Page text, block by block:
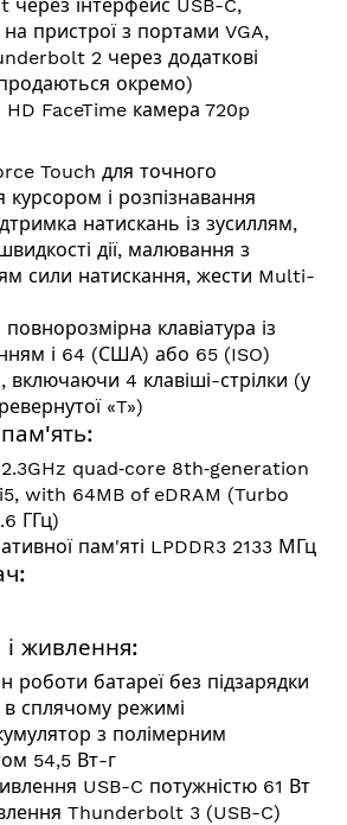
через інтерфейс USB-C,
на пристрої з портами VGA,
2 через додаткові
окремо)
HD FaceTime камера 720p
Touch для точного
курсором і розпізнавання
натискань із зусиллям,
дії, малювання з
сили натискання, жести Multi-
клавіатура із
і 64 (США) або 65 (ISO)
включаючи 4 клавіші-стрілки (у
«T»)
quad‑core 8th‑generation
with 64MB of eDRAM (Turbo
ГГц)
пам'яті LPDDR3 2133 МГц
і живлення:
роботи батареї без підзарядки
в сплячому режимі
з полімерним
54,5 Вт-г
USB-C потужністю 61 Вт
Thunderbolt 3 (USB-C)